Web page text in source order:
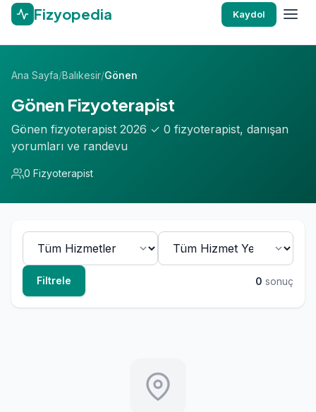
Fizyopedia Kaydol
Ana Sayfa/Balıkesir/Gönen
Gönen Fizyoterapist
Gönen fizyoterapist 2026 ✓ 0 fizyoterapist, danışan
yorumları ve randevu
0 Fizyoterapist
Filtrele 0 sonuç